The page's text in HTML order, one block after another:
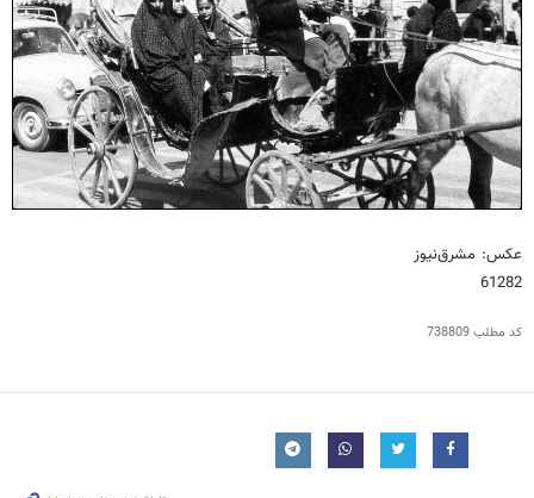
عکس: مشرق‌نیوز
61282
کد مطلب738809